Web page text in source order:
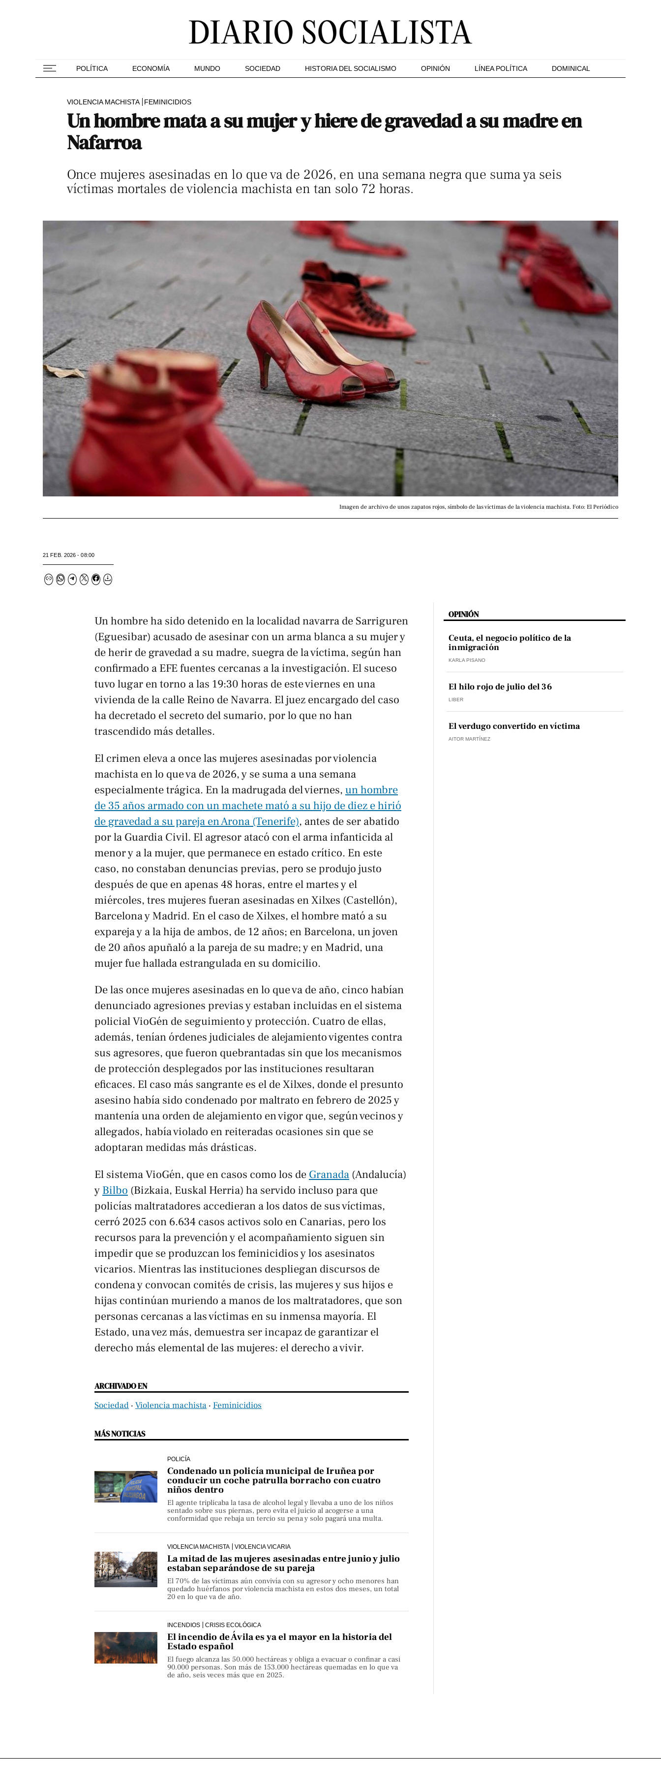
POLÍTICA ECONOMÍA MUNDO SOCIEDAD HISTORIA DEL SOCIALISMO OPINIÓN LÍNEA POLÍTICA DOMINICAL
VIOLENCIA MACHISTA FEMINICIDIOS
Un hombre mata a su mujer y hiere de gravedad a su madre en
Nafarroa
Once mujeres asesinadas en lo que va de 2026, en una semana negra que suma ya seis
víctimas mortales de violencia machista en tan solo 72 horas.
Imagen de archivo de unos zapatos rojos, símbolo de las víctimas de la violencia machista. Foto: El Periódico
21 FEB. 2026 - 08:00
Un hombre ha sido detenido en la localidad navarra de Sarriguren
(Eguesibar) acusado de asesinar con un arma blanca a su mujer y
de herir de gravedad a su madre, suegra de la víctima, según han
confirmado a EFE fuentes cercanas a la investigación. El suceso
tuvo lugar en torno a las 19:30 horas de este viernes en una
vivienda de la calle Reino de Navarra. El juez encargado del caso
ha decretado el secreto del sumario, por lo que no han
trascendido más detalles.
El crimen eleva a once las mujeres asesinadas por violencia
machista en lo que va de 2026, y se suma a una semana
especialmente trágica. En la madrugada del viernes, un hombre
de 35 años armado con un machete mató a su hijo de diez e hirió
de gravedad a su pareja en Arona (Tenerife), antes de ser abatido
por la Guardia Civil. El agresor atacó con el arma infanticida al
menor y a la mujer, que permanece en estado crítico. En este
caso, no constaban denuncias previas, pero se produjo justo
después de que en apenas 48 horas, entre el martes y el
miércoles, tres mujeres fueran asesinadas en Xilxes (Castellón),
Barcelona y Madrid. En el caso de Xilxes, el hombre mató a su
expareja y a la hija de ambos, de 12 años; en Barcelona, un joven
de 20 años apuñaló a la pareja de su madre; y en Madrid, una
mujer fue hallada estrangulada en su domicilio.
De las once mujeres asesinadas en lo que va de año, cinco habían
denunciado agresiones previas y estaban incluidas en el sistema
policial VioGén de seguimiento y protección. Cuatro de ellas,
además, tenían órdenes judiciales de alejamiento vigentes contra
sus agresores, que fueron quebrantadas sin que los mecanismos
de protección desplegados por las instituciones resultaran
eficaces. El caso más sangrante es el de Xilxes, donde el presunto
asesino había sido condenado por maltrato en febrero de 2025 y
mantenía una orden de alejamiento en vigor que, según vecinos y
allegados, había violado en reiteradas ocasiones sin que se
adoptaran medidas más drásticas.
El sistema VioGén, que en casos como los de Granada (Andalucía)
y Bilbo (Bizkaia, Euskal Herria) ha servido incluso para que
policías maltratadores accedieran a los datos de sus víctimas,
cerró 2025 con 6.634 casos activos solo en Canarias, pero los
recursos para la prevención y el acompañamiento siguen sin
impedir que se produzcan los feminicidios y los asesinatos
vicarios. Mientras las instituciones despliegan discursos de
condena y convocan comités de crisis, las mujeres y sus hijos e
hijas continúan muriendo a manos de los maltratadores, que son
personas cercanas a las víctimas en su inmensa mayoría. El
Estado, una vez más, demuestra ser incapaz de garantizar el
derecho más elemental de las mujeres: el derecho a vivir.
ARCHIVADO EN
Sociedad ‧ Violencia machista ‧ Feminicidios
MÁS NOTICIAS
POLICÍA
Condenado un policía municipal de Iruñea por
conducir un coche patrulla borracho con cuatro
niños dentro
El agente triplicaba la tasa de alcohol legal y llevaba a uno de los niños
sentado sobre sus piernas, pero evita el juicio al acogerse a una
conformidad que rebaja un tercio su pena y solo pagará una multa.
VIOLENCIA MACHISTA VIOLENCIA VICARIA
La mitad de las mujeres asesinadas entre junio y julio
estaban separándose de su pareja
El 70% de las víctimas aún convivía con su agresor y ocho menores han
quedado huérfanos por violencia machista en estos dos meses, un total
20 en lo que va de año.
INCENDIOS CRISIS ECOLÓGICA
El incendio de Ávila es ya el mayor en la historia del
Estado español
El fuego alcanza las 50.000 hectáreas y obliga a evacuar o confinar a casi
90.000 personas. Son más de 153.000 hectáreas quemadas en lo que va
de año, seis veces más que en 2025.
OPINIÓN
Ceuta, el negocio político de la
inmigración
KARLA PISANO
El hilo rojo de julio del 36
LIBER
El verdugo convertido en víctima
AITOR MARTÍNEZ